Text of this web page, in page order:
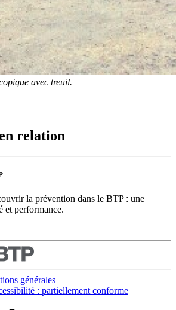
avec treuil.
relation
la prévention dans le BTP : une
et performance.
générales
: partiellement conforme